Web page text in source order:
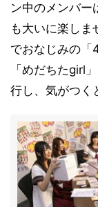
ン中のメンバー
も大いに楽しま
でおなじみの「
「めだちたgirl
行し、気がつく